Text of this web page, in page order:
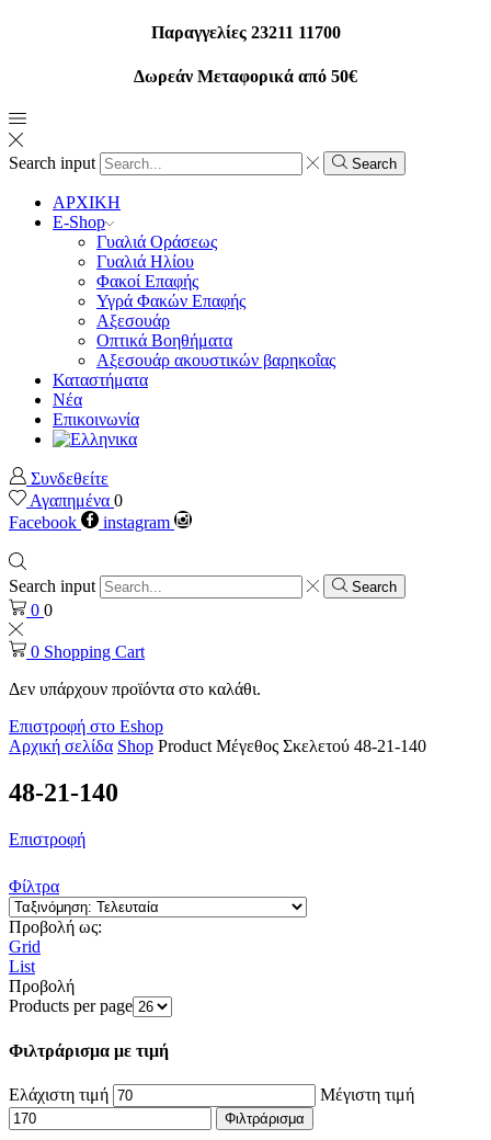
Παραγγελίες 23211 11700
Δωρεάν Μεταφορικά από 50€
Search input Search
ΑΡΧΙΚΗ
E-Shop
Γυαλιά Οράσεως
Γυαλιά Ηλίου
Φακοί Επαφής
Υγρά Φακών Επαφής
Αξεσουάρ
Οπτικά Βοηθήματα
Αξεσουάρ ακουστικών βαρηκοΐας
Καταστήματα
Νέα
Επικοινωνία
Συνδεθείτε
Αγαπημένα 0
Facebook
instagram
Search input Search
0 0
0 Shopping Cart
Δεν υπάρχουν προϊόντα στο καλάθι.
Επιστροφή στο Eshop
Αρχική σελίδα Shop Product Μέγεθος Σκελετού 48-21-140
48-21-140
Επιστροφή
Φίλτρα
Προβολή ως:
Grid
List
Προβολή
Products per page
Φιλτράρισμα με τιμή
Ελάχιστη τιμή Μέγιστη τιμή
Φιλτράρισμα